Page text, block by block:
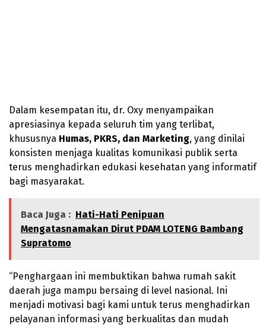
Dalam kesempatan itu, dr. Oxy menyampaikan
apresiasinya kepada seluruh tim yang terlibat,
khususnya Humas, PKRS, dan Marketing, yang dinilai
konsisten menjaga kualitas komunikasi publik serta
terus menghadirkan edukasi kesehatan yang informatif
bagi masyarakat.
Baca Juga : Hati-Hati Penipuan
Mengatasnamakan Dirut PDAM LOTENG Bambang
Supratomo
“Penghargaan ini membuktikan bahwa rumah sakit
daerah juga mampu bersaing di level nasional. Ini
menjadi motivasi bagi kami untuk terus menghadirkan
pelayanan informasi yang berkualitas dan mudah